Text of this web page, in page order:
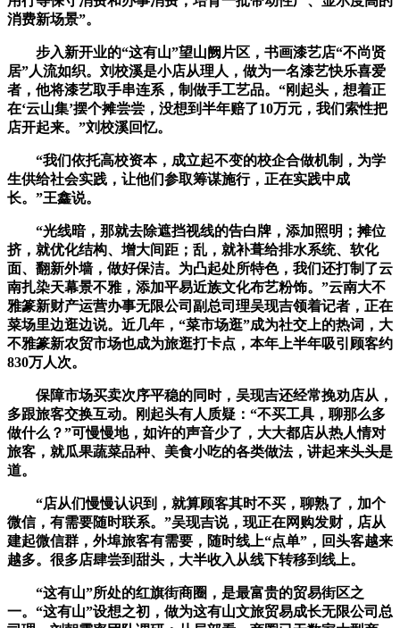
消费新场景”。
步入新开业的“这有山”望山阙片区，书画漆艺店“不尚贤
居”人流如织。刘校溪是小店从理人，做为一名漆艺快乐喜爱
者，他将漆艺取手串连系，制做手工艺品。“刚起头，想着正
在‘云山集’摆个摊尝尝，没想到半年赔了10万元，我们索性把
店开起来。”刘校溪回忆。
“我们依托高校资本，成立起不变的校企合做机制，为学
生供给社会实践，让他们参取筹谋施行，正在实践中成
长。”王鑫说。
“光线暗，那就去除遮挡视线的告白牌，添加照明；摊位
挤，就优化结构、增大间距；乱，就补葺给排水系统、软化
面、翻新外墙，做好保洁。为凸起处所特色，我们还打制了云
南扎染天幕景不雅，添加平易近族文化布艺粉饰。”云南大不
雅篆新财产运营办事无限公司副总司理吴现吉领着记者，正在
菜场里边逛边说。近几年，“菜市场逛”成为社交上的热词，大
不雅篆新农贸市场也成为旅逛打卡点，本年上半年吸引顾客约
830万人次。
保障市场买卖次序平稳的同时，吴现吉还经常挽劝店从，
多跟旅客交换互动。刚起头有人质疑：“不买工具，聊那么多
做什么？”可慢慢地，如许的声音少了，大大都店从热人情对
旅客，就瓜果蔬菜品种、美食小吃的各类做法，讲起来头头是
道。
“店从们慢慢认识到，就算顾客其时不买，聊熟了，加个
微信，有需要随时联系。”吴现吉说，现正在网购发财，店从
建起微信群，外埠旅客有需要，随时线上“点单”，回头客越来
越多。很多店肆尝到甜头，大半收入从线下转移到线上。
“这有山”所处的红旗街商圈，是最富贵的贸易街区之
一。“这有山”设想之初，做为这有山文旅贸易成长无限公司总